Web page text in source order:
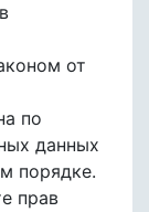
от
по
данных
порядке.
прав